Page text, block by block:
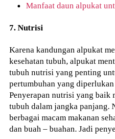
Manfaat daun alpukat
7. Nutrisi
Karena kandungan alpukat
kesehatan tubuh, alpukat
tubuh nutrisi yang penting
pertumbuhan yang
Penyerapan nutrisi yang baik
tubuh dalam jangka panjang.
berbagai macam makanan
dan buah – buahan. Jadi